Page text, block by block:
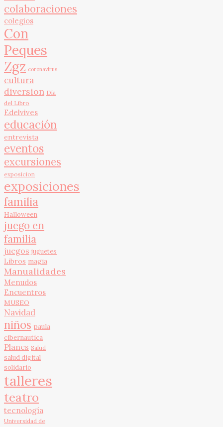
colaboraciones
colegios
Con
Peques
Zgz coronavirus
cultura
diversion Día
del Libro
Edelvives
educación
entrevista
eventos
excursiones
exposicion
exposiciones
familia
Halloween
juego en
familia
juegos juguetes
Libros magia
Manualidades
Menudos
Encuentros
MUSEO
Navidad
niños paula
cibernautica
Planes Salud
salud digital
solidario
talleres
teatro
tecnología
Universidad de